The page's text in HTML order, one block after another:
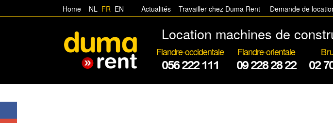
Home NL FR EN Actualités Travailler chez Duma Rent Demande de
Location machines de
Flandre-occidentale
056 222 111
Flandre-orientale
09 228 28 22
02